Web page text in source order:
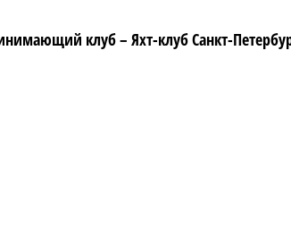
клуб – Яхт-клуб Санкт-